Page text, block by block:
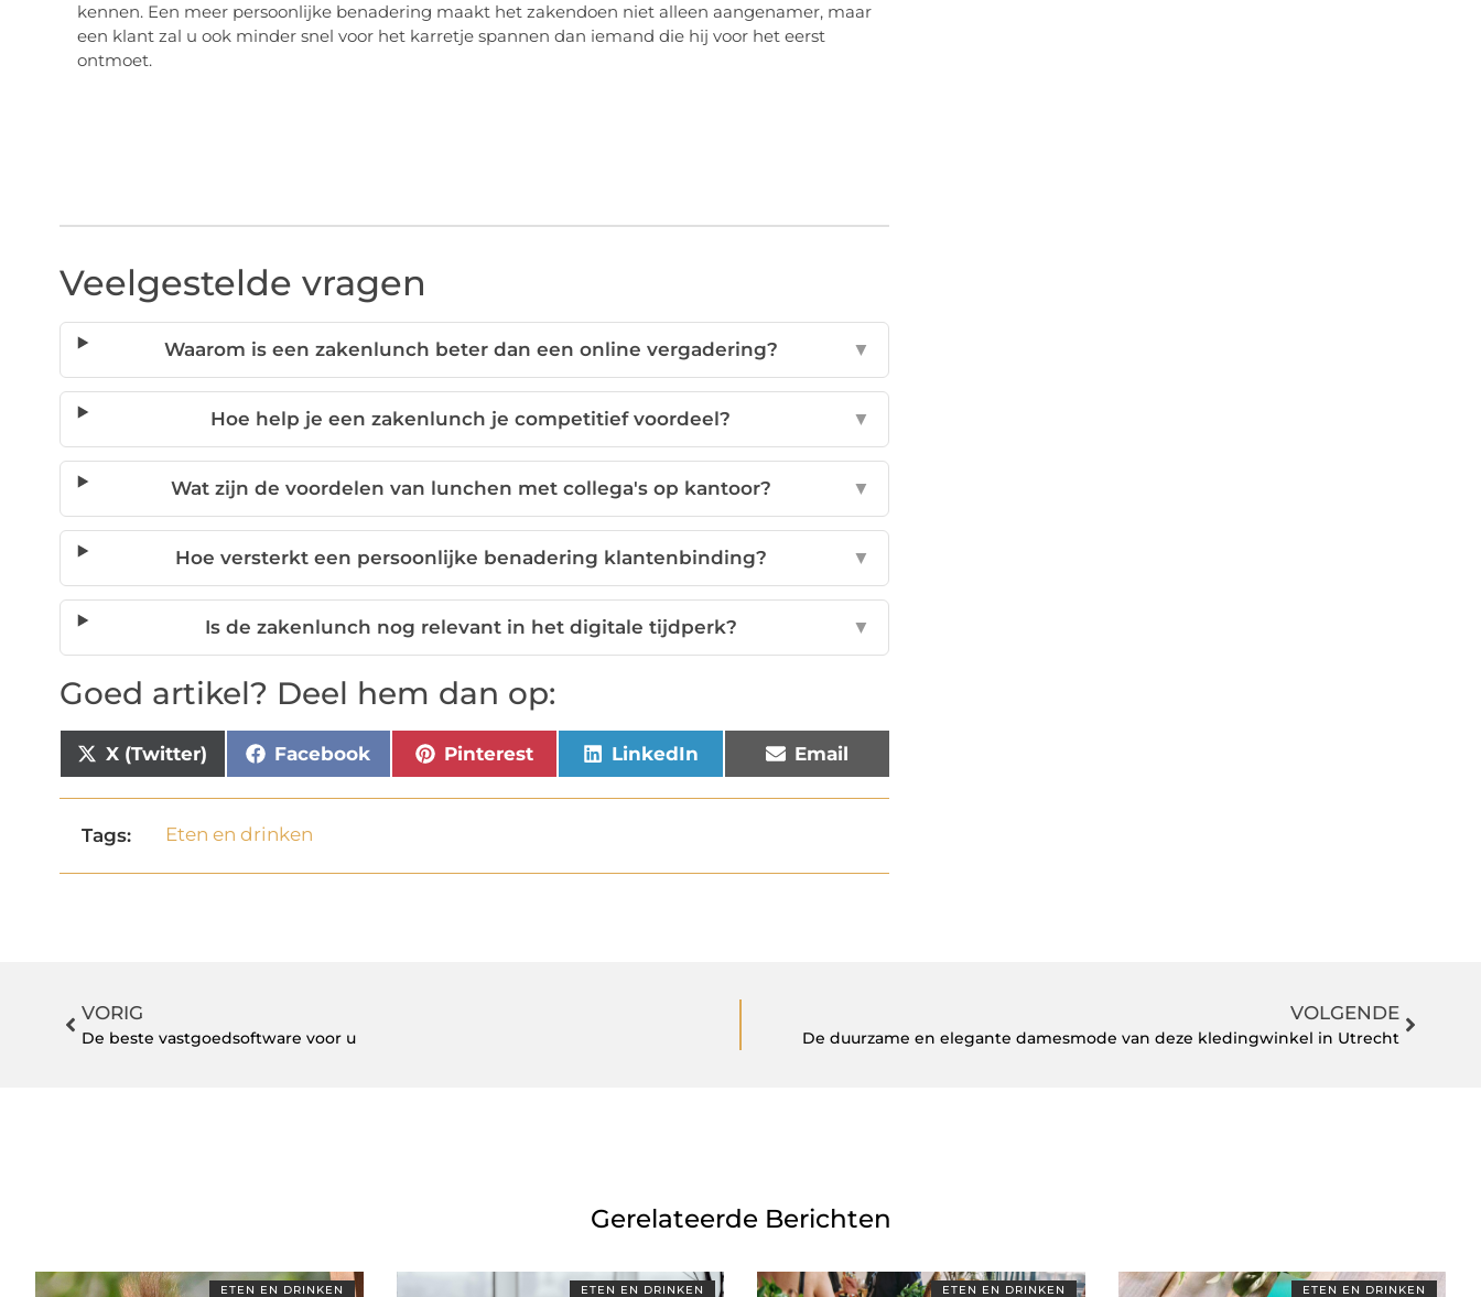
kennen. Een meer persoonlijke benadering maakt het zakendoen niet alleen aangenamer, maar
een klant zal u ook minder snel voor het karretje spannen dan iemand die hij voor het eerst
ontmoet.
Veelgestelde vragen
Waarom is een zakenlunch beter dan een online vergadering? ▼
Hoe help je een zakenlunch je competitief voordeel? ▼
Wat zijn de voordelen van lunchen met collega's op kantoor? ▼
Hoe versterkt een persoonlijke benadering klantenbinding? ▼
Is de zakenlunch nog relevant in het digitale tijdperk? ▼
Goed artikel? Deel hem dan op:
X (Twitter) Facebook Pinterest LinkedIn Email
Tags: Eten en drinken
VORIG
De beste vastgoedsoftware voor u
VOLGENDE
De duurzame en elegante damesmode van deze kledingwinkel in Utrecht
Gerelateerde Berichten
ETEN EN DRINKEN ETEN EN DRINKEN ETEN EN DRINKEN ETEN EN DRINKEN